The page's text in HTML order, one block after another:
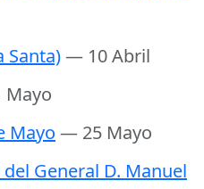
Santa)— 10 Abril
Mayo — 25 Mayo
General D. Manuel